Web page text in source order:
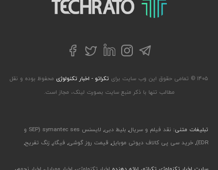
تلگراماینستاگرام
لینکداینتوییترفیسبوک
۱۴۰۵ © تمامی حقوق این وب سایت برای تکراتو - اخبار تکنولوژی محفوظ بوده و نقل
مطالب تنها با ذکر منبع سایت بصورت لینک، مجاز است.
تبلیغات متنی: نقد فیلم و سریال, بلیط دبی,
لایسنس symantec ses (SEP و
EDR)
, خرید سی پی کالاف دیوتی موبایل, قیمت روز گوشی, فیگار, زنگ تفریح,